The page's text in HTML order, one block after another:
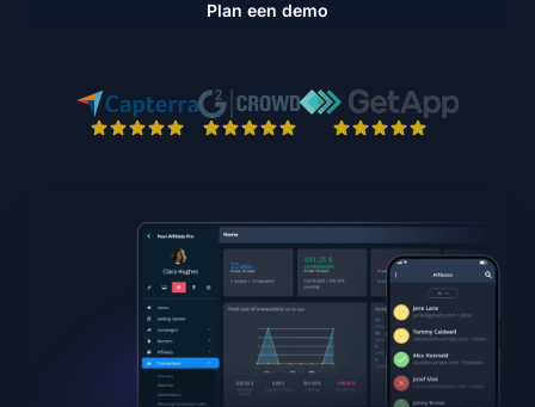
Plan een demo